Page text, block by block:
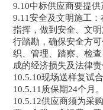
9.10中标供应商要提
9.11安全及文明施工
指挥，做到安全、文
行踏勘，确保安全方
织、管理、踏察、检
成的经济损失及法律责
10.5.10现场送样复试
10.5.11质保期24个月。
10.5.12供应商须为采